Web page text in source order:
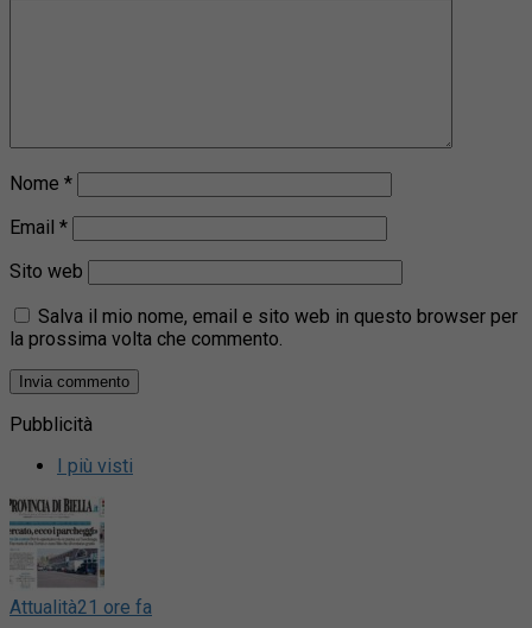
Nome *
Email *
Sito web
Salva il mio nome, email e sito web in questo browser per
la prossima volta che commento.
Pubblicità
I più visti
Attualità21 ore fa